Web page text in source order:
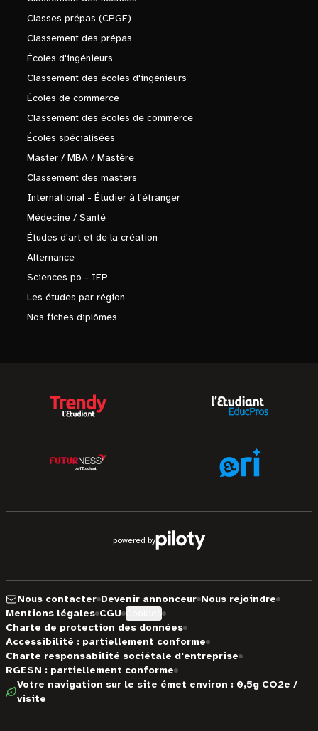
Classes prépas (CPGE)
Classement des prépas
Écoles d'ingénieurs
Classement des écoles d'ingénieurs
Écoles de commerce
Classement des écoles de commerce
Écoles spécialisées
Master / MBA / Mastère
Classement des masters
International - Étudier à l'étranger
Médecine / Santé
Études d'art et de la création
Alternance
Sciences po - IEP
Les études par région
Nos fiches diplômes
powered by
Nous contacter Devenir annonceur Nous rejoindre
Mentions légales CGU
Charte de protection des données
Accessibilité : partiellement conforme
Charte responsabilité sociétale d'entreprise
RGESN : partiellement conforme
Votre navigation sur le site émet environ : 0,5g CO2e /
visite